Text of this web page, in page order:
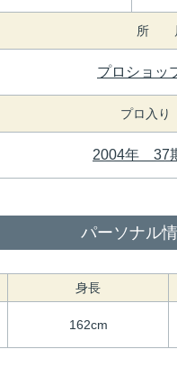
所
プロショッ
プロ入り
2004年 37
パーソナル
身長
162cm